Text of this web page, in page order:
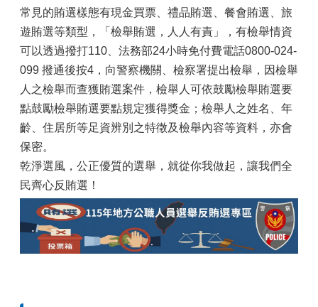
常見的賄選樣態有現金買票、禮品賄選、餐會賄選、旅
遊賄選等類型，「檢舉賄選，人人有責」，有檢舉情資
可以透過撥打110、法務部24小時免付費電話0800-024-
099 撥通後按4，向警察機關、檢察署提出檢舉，因檢舉
人之檢舉而查獲賄選案件，檢舉人可依鼓勵檢舉賄選要
點鼓勵檢舉賄選要點規定獲得獎金；檢舉人之姓名、年
齡、住居所等足資辨別之特徵及檢舉內容等資料，亦會
保密。
乾淨選風，公正優質的選舉，就從你我做起，讓我們全
民齊心反賄選！